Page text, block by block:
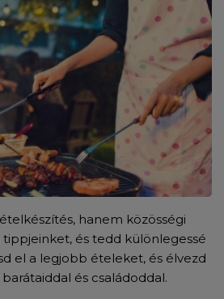
hanem közösségi
tippjeinket, és tedd különlegessé
el a legjobb ételeket, és élvezd
és családoddal.